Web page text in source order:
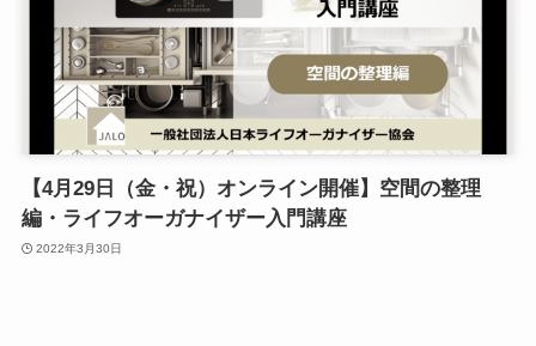
【4月29日（金・祝）オンライン開催】空間の整理
編・ライフオーガナイザー入門講座
2022年3月30日